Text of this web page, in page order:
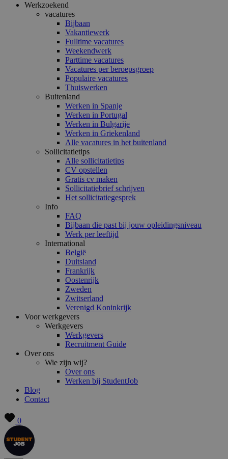
Werkzoekend
vacatures
Bijbaan
Vakantiewerk
Fulltime vacatures
Weekendwerk
Parttime vacatures
Vacatures per beroepsgroep
Populaire vacatures
Thuiswerken
Buitenland
Werken in Spanje
Werken in Portugal
Werken in Bulgarije
Werken in Griekenland
Alle vacatures in het buitenland
Sollicitatietips
Alle sollicitatietips
CV opstellen
Gratis cv maken
Sollicitatiebrief schrijven
Het sollicitatiegesprek
Info
FAQ
Bijbaan die past bij jouw opleidingsniveau
Werk per leeftijd
International
België
Duitsland
Frankrijk
Oostenrijk
Zweden
Zwitserland
Verenigd Koninkrijk
Voor werkgevers
Werkgevers
Werkgevers
Recruitment Guide
Over ons
Wie zijn wij?
Over ons
Werken bij StudentJob
Blog
Contact
0